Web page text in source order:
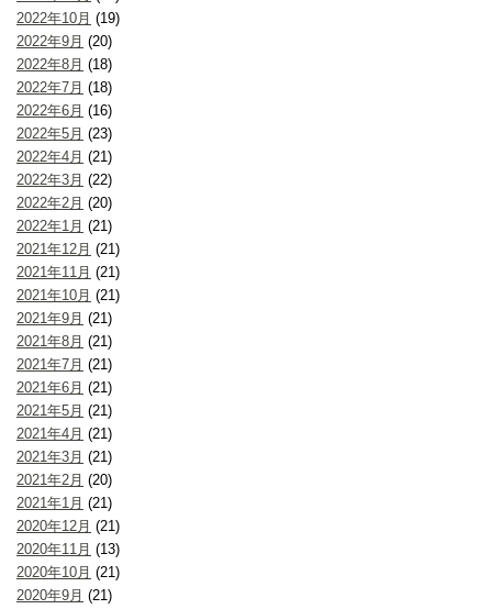
2022年10月 (19)
2022年9月 (20)
2022年8月 (18)
2022年7月 (18)
2022年6月 (16)
2022年5月 (23)
2022年4月 (21)
2022年3月 (22)
2022年2月 (20)
2022年1月 (21)
2021年12月 (21)
2021年11月 (21)
2021年10月 (21)
2021年9月 (21)
2021年8月 (21)
2021年7月 (21)
2021年6月 (21)
2021年5月 (21)
2021年4月 (21)
2021年3月 (21)
2021年2月 (20)
2021年1月 (21)
2020年12月 (21)
2020年11月 (13)
2020年10月 (21)
2020年9月 (21)